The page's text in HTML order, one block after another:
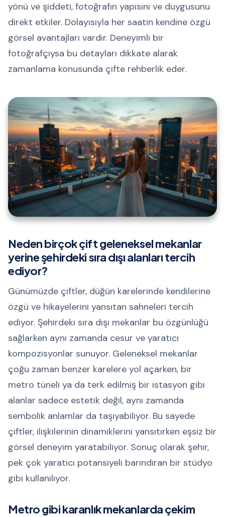
yönü ve şiddeti, fotoğrafın yapısını ve duygusunu
direkt etkiler. Dolayısıyla her saatin kendine özgü
görsel avantajları vardır. Deneyimli bir
fotoğrafçıysa bu detayları dikkate alarak
zamanlama konusunda çifte rehberlik eder.
Neden birçok çift geleneksel mekanlar
yerine şehirdeki sıra dışı alanları tercih
ediyor?
Günümüzde çiftler, düğün karelerinde kendilerine
özgü ve hikayelerini yansıtan sahneleri tercih
ediyor. Şehirdeki sıra dışı mekanlar bu özgünlüğü
sağlarken aynı zamanda cesur ve yaratıcı
kompozisyonlar sunuyor. Geleneksel mekanlar
çoğu zaman benzer karelere yol açarken, bir
metro tüneli ya da terk edilmiş bir istasyon gibi
alanlar sadece estetik değil, aynı zamanda
sembolik anlamlar da taşıyabiliyor. Bu sayede
çiftler, ilişkilerinin dinamiklerini yansıtırken eşsiz bir
görsel deneyim yaratabiliyor. Sonuç olarak şehir,
pek çok yaratıcı potansiyeli barındıran bir stüdyo
gibi kullanılıyor.
Metro gibi karanlık mekanlarda çekim